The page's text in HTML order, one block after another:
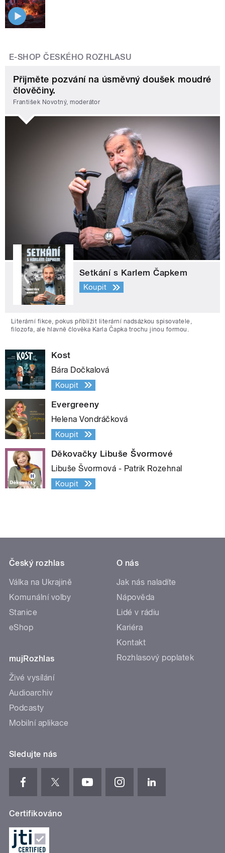
E-SHOP ČESKÉHO ROZHLASU
Přijměte pozvání na úsměvný doušek moudré
člověčiny.
František Novotný, moderátor
Setkání s Karlem Čapkem
Koupit
Literární fikce, pokus přiblížit literární nadsázkou spisovatele,
filozofa, ale hlavně člověka Karla Čapka trochu jinou formou.
Kost
Bára Dočkalová
Koupit
Evergreeny
Helena Vondráčková
Koupit
Děkovačky Libuše Švormové
Libuše Švormová - Patrik Rozehnal
Koupit
Český rozhlas
Válka na Ukrajině
Komunální volby
Stanice
eShop
mujRozhlas
Živé vysílání
Audioarchiv
Podcasty
Mobilní aplikace
O nás
Jak nás naladíte
Nápověda
Lidé v rádiu
Kariéra
Kontakt
Rozhlasový poplatek
Sledujte nás
Certifikováno